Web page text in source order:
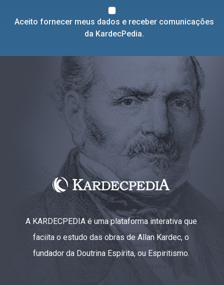
Aceito fornecer meus dados e receber comunicações
da KardecPedia.
A KARDECPEDIA é uma plataforma interativa que
faciita o estudo das obras de Allan Kardec, o
fundador da Doutrina Espírita, ou Espiritismo.